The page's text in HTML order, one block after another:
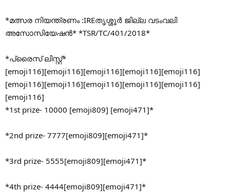
*മത്സര നിയന്ത്രണം :IREതൃശ്ശൂർ ജില്ല വടംവലി
അസോസിയേഷൻ* *TSR/TC/401/2018*
*പ്രൈസ് ലിസ്റ്റ്*
[emoji116][emoji116][emoji116][emoji116][emoji116]
[emoji116][emoji116][emoji116][emoji116][emoji116]
[emoji116]
*1st prize- 10000 [emoji809] [emoji471]*
*2nd prize- 7777[emoji809][emoji471]*
*3rd prize- 5555[emoji809]️[emoji471]*
*4th prize- 4444[emoji809]️[emoji471]*